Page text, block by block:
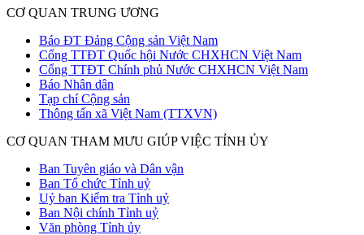
CƠ QUAN TRUNG ƯƠNG
Báo ĐT Đảng Cộng sản Việt Nam
Cổng TTĐT Quốc hội Nước CHXHCN Việt Nam
Cổng TTĐT Chính phủ Nước CHXHCN Việt Nam
Báo Nhân dân
Tạp chí Cộng sản
Thông tấn xã Việt Nam (TTXVN)
CƠ QUAN THAM MƯU GIÚP VIỆC TỈNH ỦY
Ban Tuyên giáo và Dân vận
Ban Tổ chức Tỉnh uỷ
Uỷ ban Kiểm tra Tỉnh uỷ
Ban Nội chính Tỉnh uỷ
Văn phòng Tỉnh ủy